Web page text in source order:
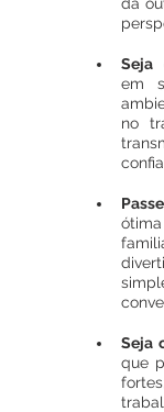
Seja
em
no
Seja
que